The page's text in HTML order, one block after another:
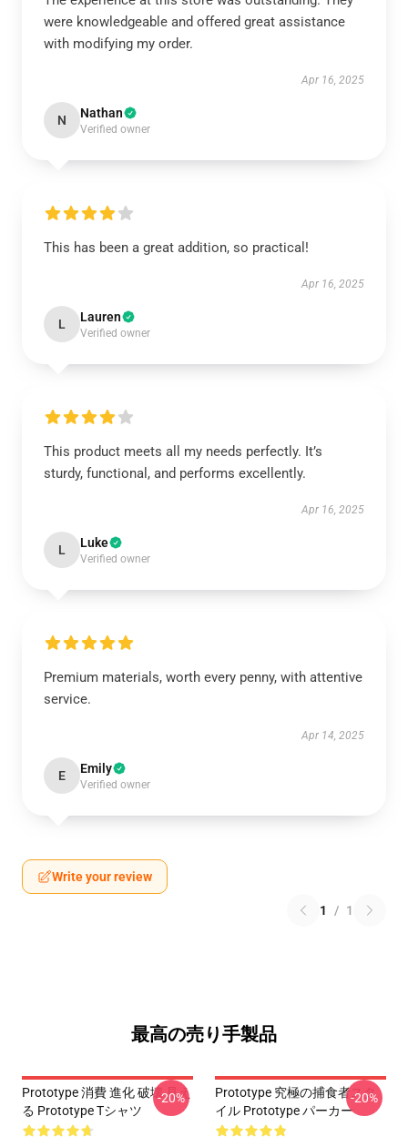
were knowledgeable and offered great assistance
with modifying my order.
Apr 16, 2025
N Nathan
Verified owner
This has been a great addition, so practical!
Apr 16, 2025
L Lauren
Verified owner
This product meets all my needs perfectly. It’s
sturdy, functional, and performs excellently.
Apr 16, 2025
L Luke
Verified owner
Premium materials, worth every penny, with attentive
service.
Apr 14, 2025
E Emily
Verified owner
Write your review
1 / 1
最高の売り手製品
Prototype 消費 進化 破壊 見え
る Prototype Tシャツ
-20%
Prototype 究極の捕食者スタ
イル Prototype パーカー
-20%